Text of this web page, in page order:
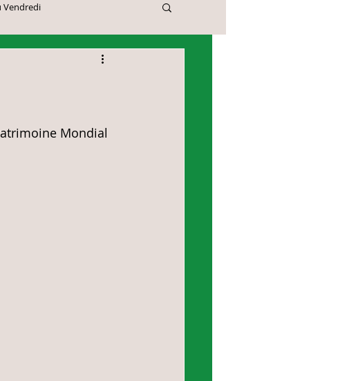
Vendredi
Mondial